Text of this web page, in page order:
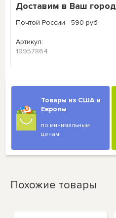
Доставим в Ваш город
Почтой России - 590 руб
Артикул:
19957864
Товары из США и
Европы
по минимальным
ценам!
Похожие товары